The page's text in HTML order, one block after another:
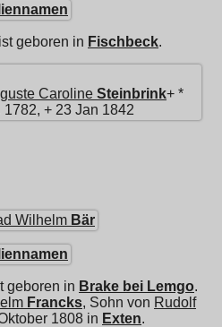
ist geboren in Fischbeck.
Caroline Steinbrink+ *
1782, + 23 Jan 1842
Wilhelm Bär
geboren in Brake bei Lemgo.
Francks, Sohn von Rudolf
1808 in Exten.